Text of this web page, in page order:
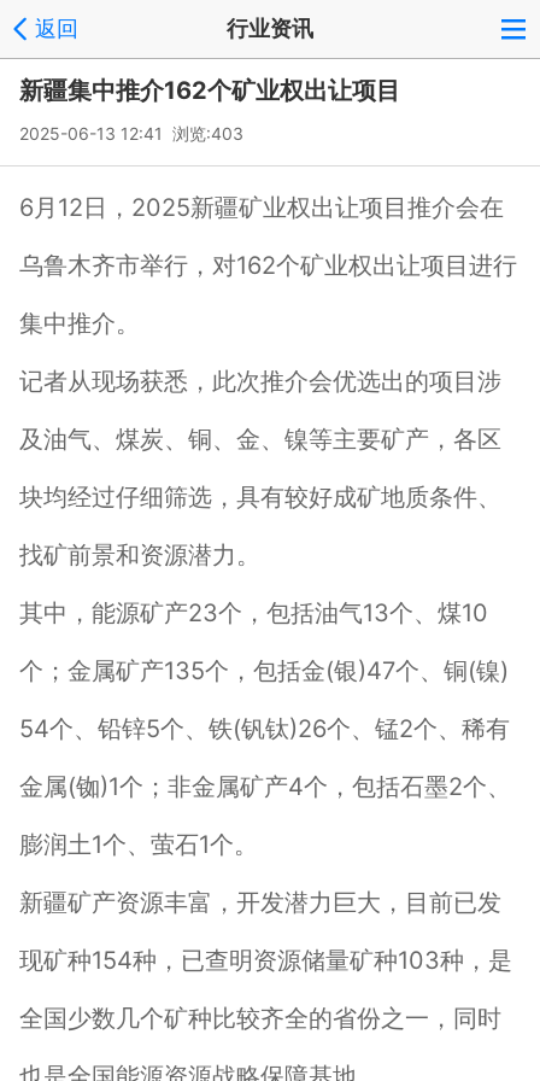
返回 行业资讯
新疆集中推介162个矿业权出让项目
2025-06-13 12:41 浏览:403
6月12日，2025新疆矿业权出让项目推介会在
乌鲁木齐市举行，对162个矿业权出让项目进行
集中推介。
记者从现场获悉，此次推介会优选出的项目涉
及油气、煤炭、铜、金、镍等主要矿产，各区
块均经过仔细筛选，具有较好成矿地质条件、
找矿前景和资源潜力。
其中，能源矿产23个，包括油气13个、煤10
个；金属矿产135个，包括金(银)47个、铜(镍)
54个、铅锌5个、铁(钒钛)26个、锰2个、稀有
金属(铷)1个；非金属矿产4个，包括石墨2个、
膨润土1个、萤石1个。
新疆矿产资源丰富，开发潜力巨大，目前已发
现矿种154种，已查明资源储量矿种103种，是
全国少数几个矿种比较齐全的省份之一，同时